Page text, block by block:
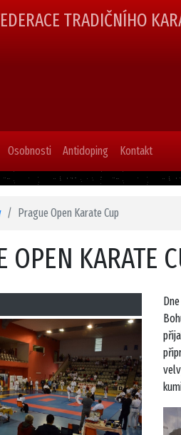
TRADIČNÍHO
Osobnosti Antidoping Kontakt
Prague Open Karate Cup
OPEN KARATE